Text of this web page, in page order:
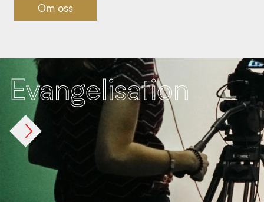
Om oss
Evangelisation
Förmedla det livsförändrande evangeliet om
Jesus Kristus till iranier i och utanför Iran
genom tv, radio, sociala medier och
uppsökande uppdrag